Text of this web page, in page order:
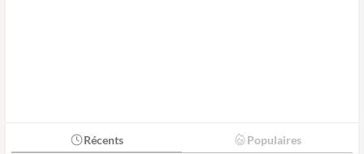
Récents Populaires